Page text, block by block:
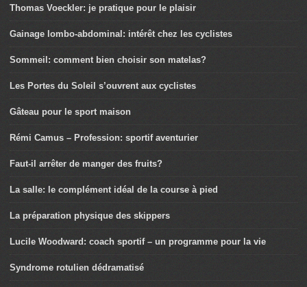
Thomas Voeckler: je pratique pour le plaisir
Gainage lombo-abdominal: intérêt chez les cyclistes
Sommeil: comment bien choisir son matelas?
Les Portes du Soleil s’ouvrent aux cyclistes
Gâteau pour le sport maison
Rémi Camus – Profession: sportif aventurier
Faut-il arrêter de manger des fruits?
La salle: le complément idéal de la course à pied
La préparation physique des skippers
Lucile Woodward: coach sportif – un programme pour la vie
Syndrome rotulien dédramatisé